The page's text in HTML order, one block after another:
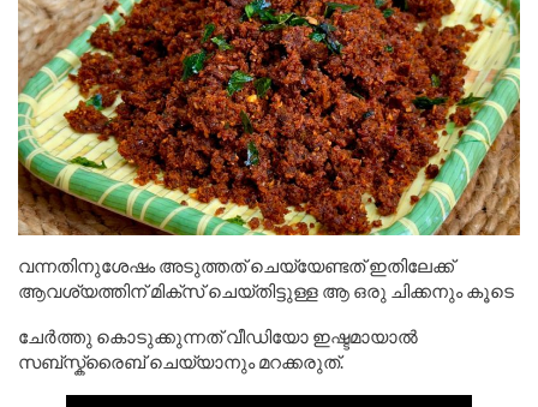
വന്നതിനുശേഷം അടുത്തത് ചെയ്യേണ്ടത് ഇതിലേക്ക്
ആവശ്യത്തിന് മിക്സ് ചെയ്തിട്ടുള്ള ആ ഒരു ചിക്കനും കൂടെ
ചേർത്തു കൊടുക്കുന്നത് വീഡിയോ ഇഷ്ടമായാൽ
സബ്സ്ക്രൈബ് ചെയ്യാനും മറക്കരുത്.